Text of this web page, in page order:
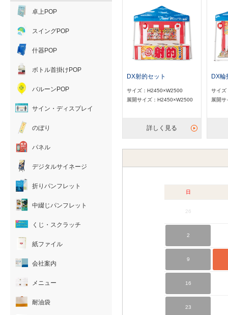
DX射的セット
サイズ：H2450×W2500
展開サイズ：H2450×W2500
詳しく見る
DX輪
サイズ
展開
日
26
2
9
16
23
卓上POP
スイングPOP
什器POP
ボトル首掛けPOP
バルーンPOP
サイン・ディスプレイ
のぼり
パネル
デジタルサイネージ
折りパンフレット
中綴じパンフレット
くじ・スクラッチ
紙ファイル
会社案内
メニュー
耐油袋